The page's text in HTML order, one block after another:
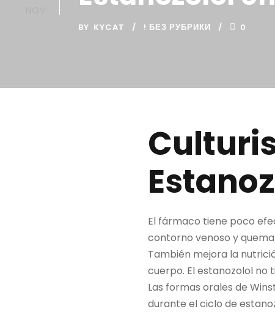
BY KYCAT ! БЕЗ РУБРИКИ 0
El fármaco tiene poco
contorno venoso y
También mejora la
cuerpo. El estanozolol no
Las formas orales de
durante el ciclo de